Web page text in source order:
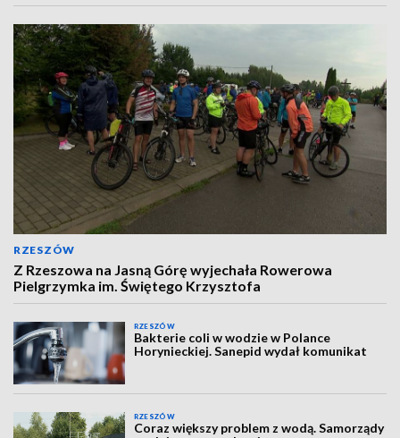
RZESZÓW
Z Rzeszowa na Jasną Górę wyjechała Rowerowa
Pielgrzymka im. Świętego Krzysztofa
RZESZÓW
Bakterie coli w wodzie w Polance
Horynieckiej. Sanepid wydał komunikat
RZESZÓW
Coraz większy problem z wodą. Samorządy